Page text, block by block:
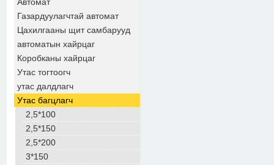
Газардуулагчтай автомат
Цахилгааны щит самбарууд
автоматын хайрцаг
Коробканы хайрцаг
Утас тогтоогч
утас далдлагч
Утас багцлагч
2,5*100
2,5*150
2,5*200
3*150